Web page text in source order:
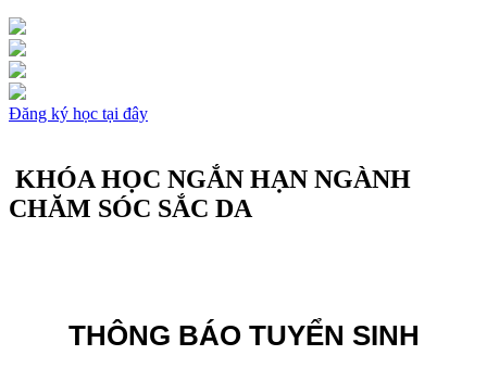
Đăng ký học tại đây
KHÓA HỌC NGẮN HẠN NGÀNH
CHĂM SÓC SẮC DA
THÔNG BÁO TUYỂN SINH